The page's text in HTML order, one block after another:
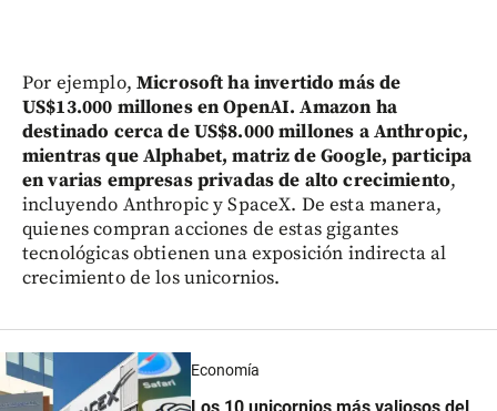
Por ejemplo, Microsoft ha invertido más de
US$13.000 millones en OpenAI. Amazon ha
destinado cerca de US$8.000 millones a Anthropic,
mientras que Alphabet, matriz de Google, participa
en varias empresas privadas de alto crecimiento,
incluyendo Anthropic y SpaceX. De esta manera,
quienes compran acciones de estas gigantes
tecnológicas obtienen una exposición indirecta al
crecimiento de los unicornios.
Economía